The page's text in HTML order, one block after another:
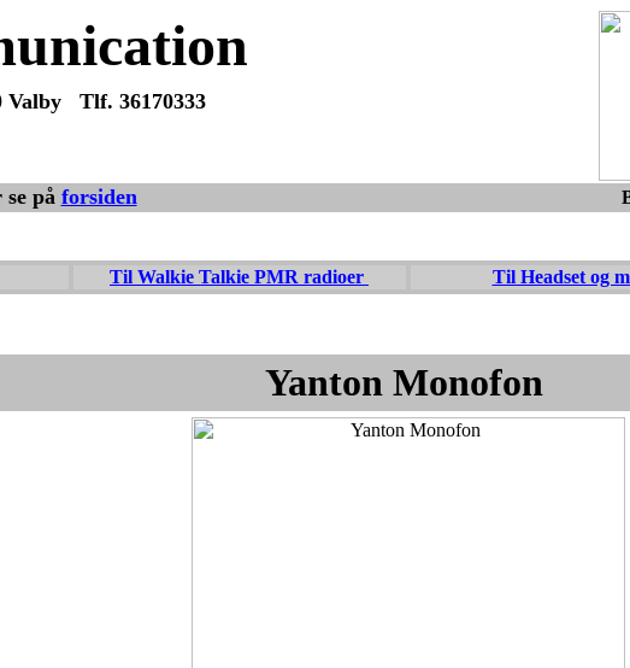
Tlf. 36170333
på forsiden
Til Walkie Talkie PMR radioer Til Headset og
Yanton Monofon